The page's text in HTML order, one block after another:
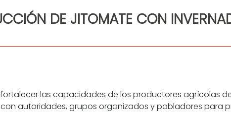
DE JITOMATE CON
las capacidades de los productores agrícolas
autoridades, grupos organizados y pobladores para